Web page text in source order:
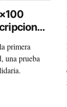
primera
una prueba